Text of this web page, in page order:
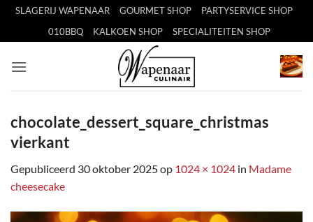
inhoud
SLAGERIJ WAPENAAR GOURMET SHOP
PARTYSERVICE SHOP
010BBQ
KALKOEN SHOP SPECIALITEITEN SHOP
chocolate_dessert_square_christmas
vierkant
Gepubliceerd 30 oktober 2025op 1024 × 1024 in Madame
cheesecake